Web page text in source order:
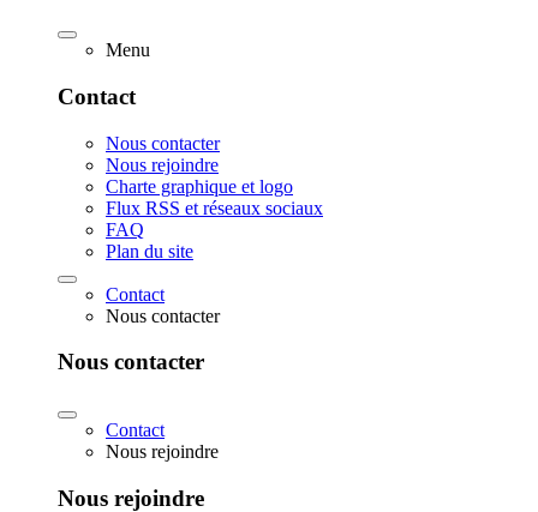
Menu
Contact
Nous contacter
Nous rejoindre
Charte graphique et logo
Flux RSS et réseaux sociaux
FAQ
Plan du site
Contact
Nous contacter
Nous contacter
Contact
Nous rejoindre
Nous rejoindre